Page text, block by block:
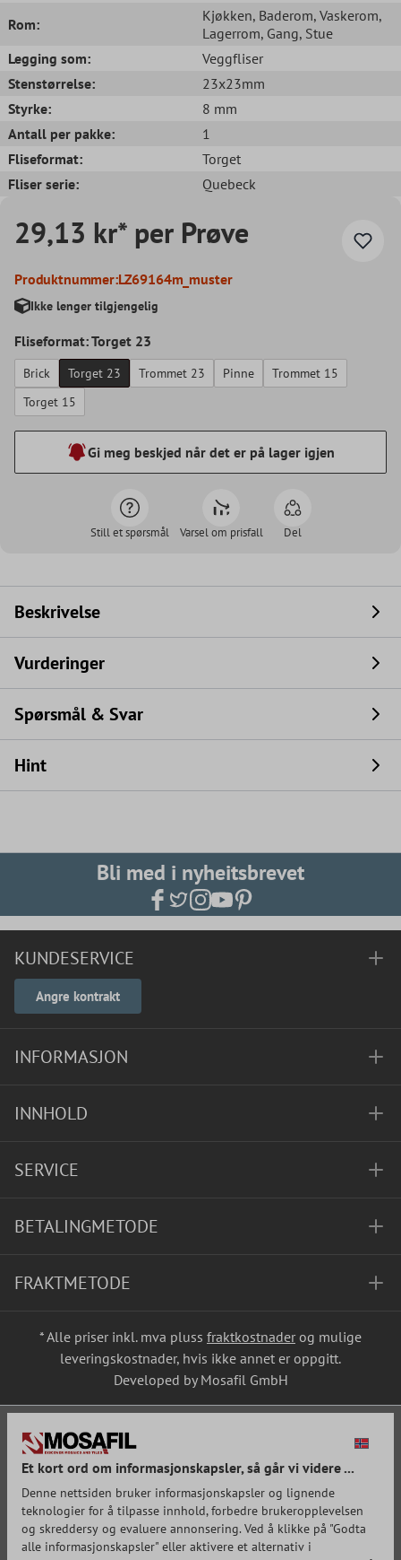
Rom:
Kjøkken, Baderom, Vaskerom,
Lagerrom, Gang, Stue
Legging som:
Veggfliser
Stenstørrelse:
23x23mm
Styrke:
8 mm
Antall per pakke:
1
Fliseformat:
Torget
Fliser serie:
Quebeck
29,13 kr* per Prøve
Produktnummer:LZ69164m_muster
Ikke lenger tilgjengelig
Fliseformat: Torget 23
Brick Torget 23 Trommet 23 Pinne
Trommet 15
Torget 15
Gi meg beskjed når det er på lager igjen
Still et spørsmål Varsel om prisfall Del
Beskrivelse
Vurderinger
Spørsmål & Svar
Hint
Bli med i nyheitsbrevet
KUNDESERVICE
Angre kontrakt
INFORMASJON
INNHOLD
SERVICE
BETALINGMETODE
FRAKTMETODE
* Alle priser inkl. mva pluss fraktkostnader og mulige
leveringskostnader, hvis ikke annet er oppgitt.
Developed by Mosafil GmbH
Et kort ord om informasjonskapsler, så går vi videre ...
Denne nettsiden bruker informasjonskapsler og lignende
teknologier for å tilpasse innhold, forbedre brukeropplevelsen
og skreddersy og evaluere annonsering. Ved å klikke på "Godta
alle informasjonskapsler" eller aktivere et alternativ i